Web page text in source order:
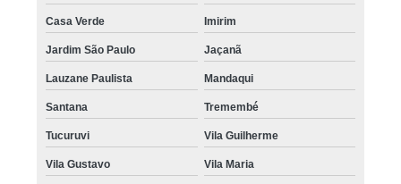
Casa Verde Imirim
Jardim São Paulo Jaçanã
Lauzane Paulista Mandaqui
Santana Tremembé
Tucuruvi Vila Guilherme
Vila Gustavo Vila Maria